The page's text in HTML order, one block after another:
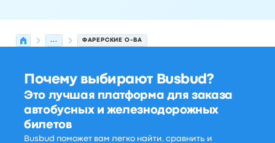
... ФАРЕРСКИЕ О-ВА
Почему выбирают Busbud?
Это лучшая платформа для заказа
автобусных и железнодорожных
билетов
Busbud поможет вам легко найти, сравнить и